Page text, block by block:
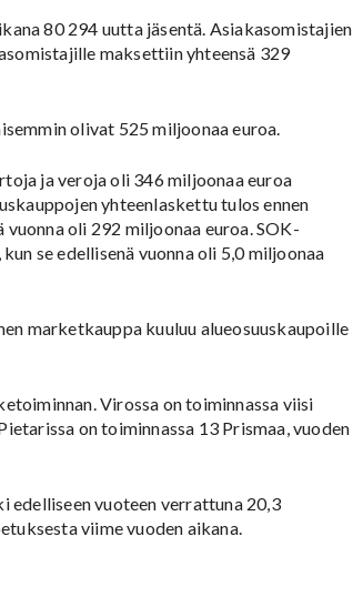
80 294 uutta jäsentä. Asiakasomistajien
maksettiin yhteensä 329
olivat 525 miljoonaa euroa.
ja veroja oli 346 miljoonaa euroa
yhteenlaskettu tulos ennen
oli 292 miljoonaa euroa. SOK-
se edellisenä vuonna oli 5,0 miljoonaa
marketkauppa kuuluu alueosuuskaupoille
Virossa on toiminnassa viisi
on toiminnassa 13 Prismaa, vuoden
vuoteen verrattuna 20,3
viime vuoden aikana.